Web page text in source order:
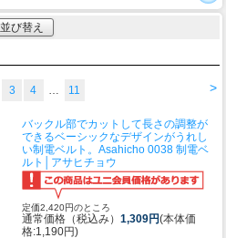
並び替え
>
3 4 11
バックル部でカットして長さの調整が
できるベーシックなデザインがうれし
い制電ベルト。 Asahicho 0038 制電ベ
ルト│アサヒチョウ
定価2,420円のところ
通常価格（税込み） 1,309円(本体価
格:1,190円)